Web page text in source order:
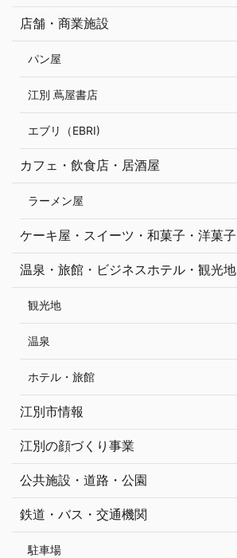
店舗・商業施設
パン屋
江別 蔦屋書店
エブリ（EBRI)
カフェ・飲食店・居酒屋
ラーメン屋
ケーキ屋・スイーツ・和菓子・洋菓子
温泉・旅館・ビジネスホテル・観光地
観光地
温泉
ホテル・旅館
江別市情報
江別の顔づくり事業
公共施設・道路・公園
鉄道・バス・交通機関
駐車場